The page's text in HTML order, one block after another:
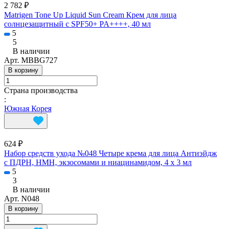
2 782 ₽
Matrigen Tone Up Liquid Sun Cream Крем для лица
солнцезащитный с SPF50+ PA++++, 40 мл
5
5
В наличии
Арт. MBBG727
В корзину
Страна производства
:
Южная Корея
624 ₽
Набор средств ухода №048 Четыре крема для лица Антиэйдж
с ПДРН, НМН, экзосомами и ниацинамидом, 4 х 3 мл
5
3
В наличии
Арт. N048
В корзину